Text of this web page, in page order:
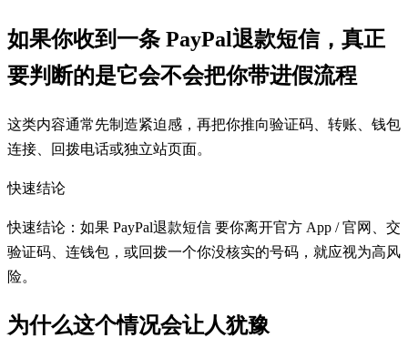
如果你收到一条 PayPal退款短信，真正
要判断的是它会不会把你带进假流程
这类内容通常先制造紧迫感，再把你推向验证码、转账、钱包
连接、回拨电话或独立站页面。
快速结论
快速结论：如果 PayPal退款短信 要你离开官方 App / 官网、交
验证码、连钱包，或回拨一个你没核实的号码，就应视为高风
险。
为什么这个情况会让人犹豫